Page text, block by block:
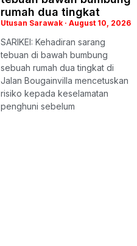
rumah dua tingkat
Utusan Sarawak August 10, 2026
SARIKEI: Kehadiran sarang
tebuan di bawah bumbung
sebuah rumah dua tingkat di
Jalan Bougainvilla mencetuskan
risiko kepada keselamatan
penghuni sebelum